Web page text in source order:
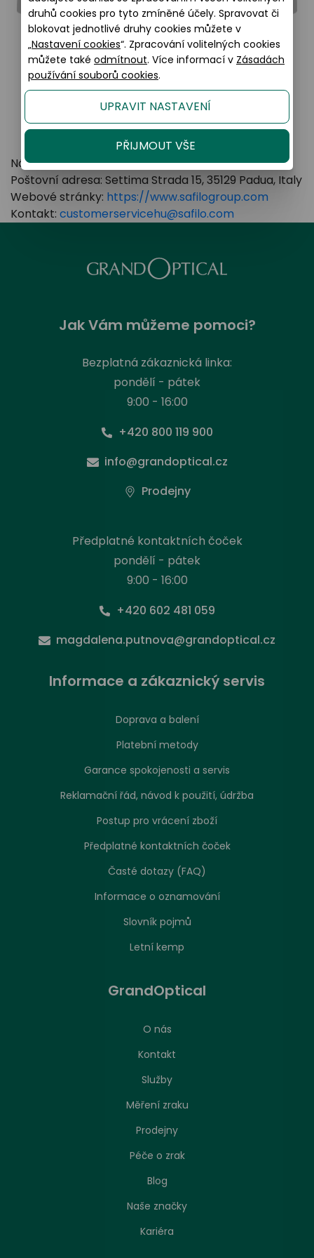
Název výrobce: Safilo Group a.s.
Poštovní adresa: Settima Strada 15, 35129 Padua, Italy
Webové stránky: https://www.safilogroup.com
Kontakt: customerservicehu@safilo.com
Jak Vám můžeme pomoci?
Bezplatná zákaznická linka:
pondělí - pátek
9:00 - 16:00
+420 800 119 900
info@grandoptical.cz
Prodejny
Předplatné kontaktních čoček
pondělí - pátek
9:00 - 16:00
+420 602 481 059
magdalena.putnova@grandoptical.cz
Informace a zákaznický servis
Doprava a balení
Platební metody
Garance spokojenosti a servis
Reklamační řád, návod k použití, údržba
Postup pro vrácení zboží
Předplatné kontaktních čoček
Časté dotazy (FAQ)
Informace o oznamování
Slovník pojmů
Letní kemp
GrandOptical
O nás
Kontakt
Služby
Měření zraku
Prodejny
Péče o zrak
Blog
Naše značky
Kariéra
Nastavení zpracování cookies
Stejně jako jakákoliv jiná webová stránka, může
náš web ukládat nebo načítat informace zejména
druhů cookies pro tyto zmíněné účely. Spravovat či
blokovat jednotlivé druhy cookies můžete v
„Nastavení cookies“. Zpracování volitelných cookies
můžete také odmítnout. Více informací v Zásadách
používání souborů cookies.
UPRAVIT NASTAVENÍ
PŘIJMOUT VŠE